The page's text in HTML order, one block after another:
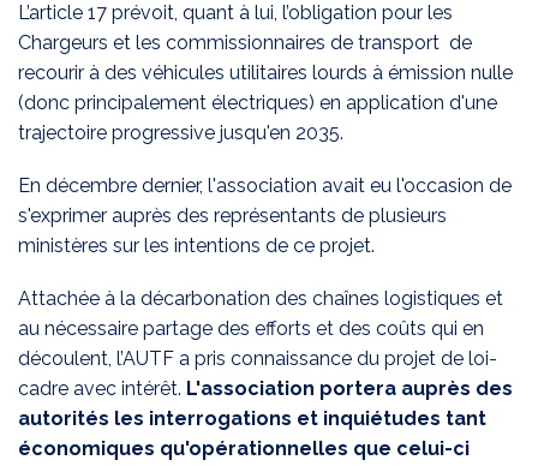
L’article 17 prévoit, quant à lui, l’obligation pour les
Chargeurs et les commissionnaires de transport de
recourir à des véhicules utilitaires lourds à émission nulle
(donc principalement électriques) en application d'une
trajectoire progressive jusqu'en 2035.
En décembre dernier, l'association avait eu l'occasion de
s'exprimer auprès des représentants de plusieurs
ministères sur les intentions de ce projet.
Attachée à la décarbonation des chaînes logistiques et
au nécessaire partage des efforts et des coûts qui en
découlent, l’AUTF a pris connaissance du projet de loi-
cadre avec intérêt. L'association portera auprès des
autorités les interrogations et inquiétudes tant
économiques qu'opérationnelles que celui-ci